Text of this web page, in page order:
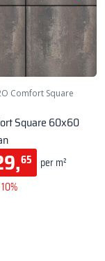
Comfort Square
Square 60x60
65
per m²